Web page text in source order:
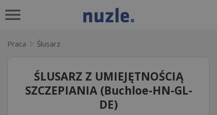
Praca Ślusarz
ŚLUSARZ Z UMIEJĘTNOŚCIĄ
SZCZEPIANIA (Buchloe-HN-GL-
DE)